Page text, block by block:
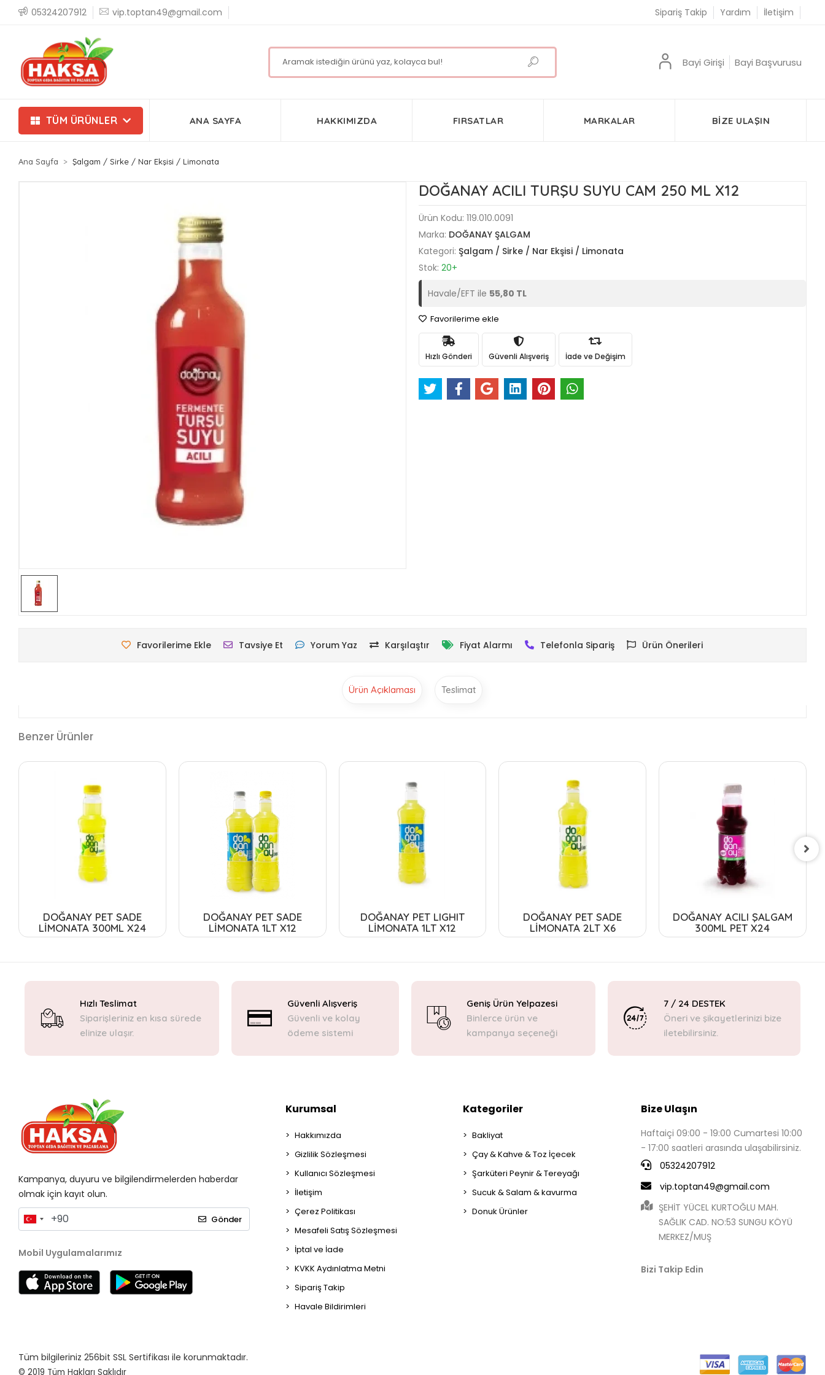
05324207912 vip.toptan49@gmail.com Sipariş Takip Yardım İletişim
Bayi Girişi Bayi Başvurusu
TÜM ÜRÜNLER ANA SAYFA HAKKIMIZDA FIRSATLAR MARKALAR BIZE ULAŞIN
Ana Sayfa Şalgam / Sirke / Nar Ekşisi / Limonata
DOĞANAY ACILI TURŞU SUYU CAM 250 ML X12
Ürün Kodu: 119.010.0091
Marka: DOĞANAY ŞALGAM
Kategori: Şalgam / Sirke / Nar Ekşisi / Limonata
Stok: 20+
Havale/EFT ile 55,80 TL
Favorilerime ekle
Hızlı Gönderi Güvenli Alışveriş İade ve Değişim
Favorilerime Ekle Tavsiye Et Yorum Yaz Karşılaştır Fiyat Alarmı Telefonla Sipariş Ürün Önerileri
Ürün Açıklaması Teslimat
Benzer Ürünler
DOĞANAY PET SADE
LİMONATA 300ML X24
DOĞANAY PET SADE
LİMONATA 1LT X12
DOĞANAY PET LIGHIT
LİMONATA 1LT X12
DOĞANAY PET SADE
LİMONATA 2LT X6
DOĞANAY ACILI ŞALGAM
300ML PET X24
Hızlı Teslimat
Siparişleriniz en kısa sürede
elinize ulaşır.
Güvenli Alışveriş
Güvenli ve kolay
ödeme sistemi
Geniş Ürün Yelpazesi
Binlerce ürün ve
kampanya seçeneği
7 / 24 DESTEK
Öneri ve şikayetlerinizi bize
iletebilirsiniz.
Kampanya, duyuru ve bilgilendirmelerden haberdar
olmak için kayıt olun.
Gönder
Mobil Uygulamalarımız
Kurumsal
Hakkımızda
Gizlilik Sözleşmesi
Kullanıcı Sözleşmesi
İletişim
Çerez Politikası
Mesafeli Satış Sözleşmesi
İptal ve İade
KVKK Aydınlatma Metni
Sipariş Takip
Havale Bildirimleri
Kategoriler
Bakliyat
Çay & Kahve & Toz İçecek
Şarküteri Peynir & Tereyağı
Sucuk & Salam & kavurma
Donuk Ürünler
Bize Ulaşın
Haftaiçi 09:00 - 19:00 Cumartesi 10:00
- 17:00 saatleri arasında ulaşabilirsiniz.
05324207912
vip.toptan49@gmail.com
ŞEHİT YÜCEL KURTOĞLU MAH.
SAĞLIK CAD. NO:53 SUNGU KÖYÜ
MERKEZ/MUŞ
Bizi Takip Edin
Tüm bilgileriniz 256bit SSL Sertifikası ile korunmaktadır.
© 2019 Tüm Hakları Saklıdır